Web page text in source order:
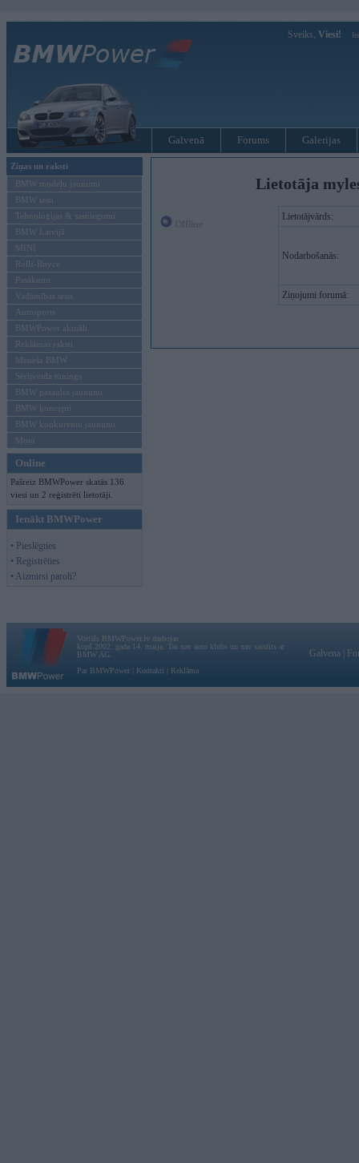
Sveiks, Viesi!
Galvenā Forums Galerijas
Ziņas un raksti
BMW modeļu jaunumi
BMW testi
Tehnoloģijas & sasniegumi
BMW Latvijā
MINI
Rolls-Royce
Pasākumi
Vadāmības tests
Autosports
BMWPower aktuāli
Reklāmas raksti
Mēneša BMW
Sērijveida tūnings
BMW pasaules jaunumi
BMW koncepti
BMW konkurentu jaunumi
Moto
Online
Pašreiz BMWPower skatās 136
viesi un 2 reģistrēti lietotāji.
Ienākt BMWPower
• Pieslēgties
• Reģistrēties
• Aizmirsi paroli?
Lietotāja
Lietotājvārds:
Nodarbošanās:
Ziņojumi forumā:
Vortāls BMWPower.lv darbojas
kopš 2002. gada 14. maija. Tas nav auto klubs un nav saistīts ar
BMW AG.
Par BMWPower
Kontakti Reklāma
Galvena